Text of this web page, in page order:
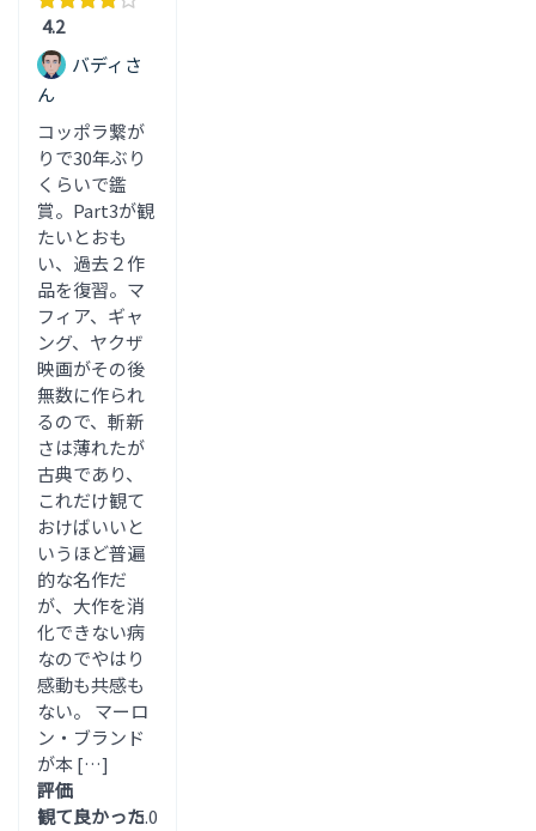
4.2
バディさ
ん
コッポラ繋が
りで30年ぶり
くらいで鑑
賞。Part3が観
たいとおも
い、過去２作
品を復習。マ
フィア、ギャ
ング、ヤクザ
映画がその後
無数に作られ
るので、斬新
さは薄れたが
古典であり、
これだけ観て
おけばいいと
いうほど普遍
的な名作だ
が、大作を消
化できない病
なのでやはり
感動も共感も
ない。 マーロ
ン・ブランド
が本 […]
評価
観て良かった5.0